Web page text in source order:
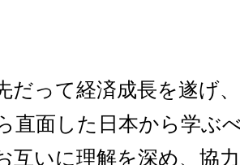
だって経済成長を遂げ
直面した日本から学ぶ
互いに理解を深め、協